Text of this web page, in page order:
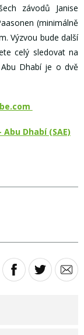
závodů Janise
(minimálně
Výzvou bude další
celý sledovat na
Dhabí je o dvě
Dhabí (SAE)